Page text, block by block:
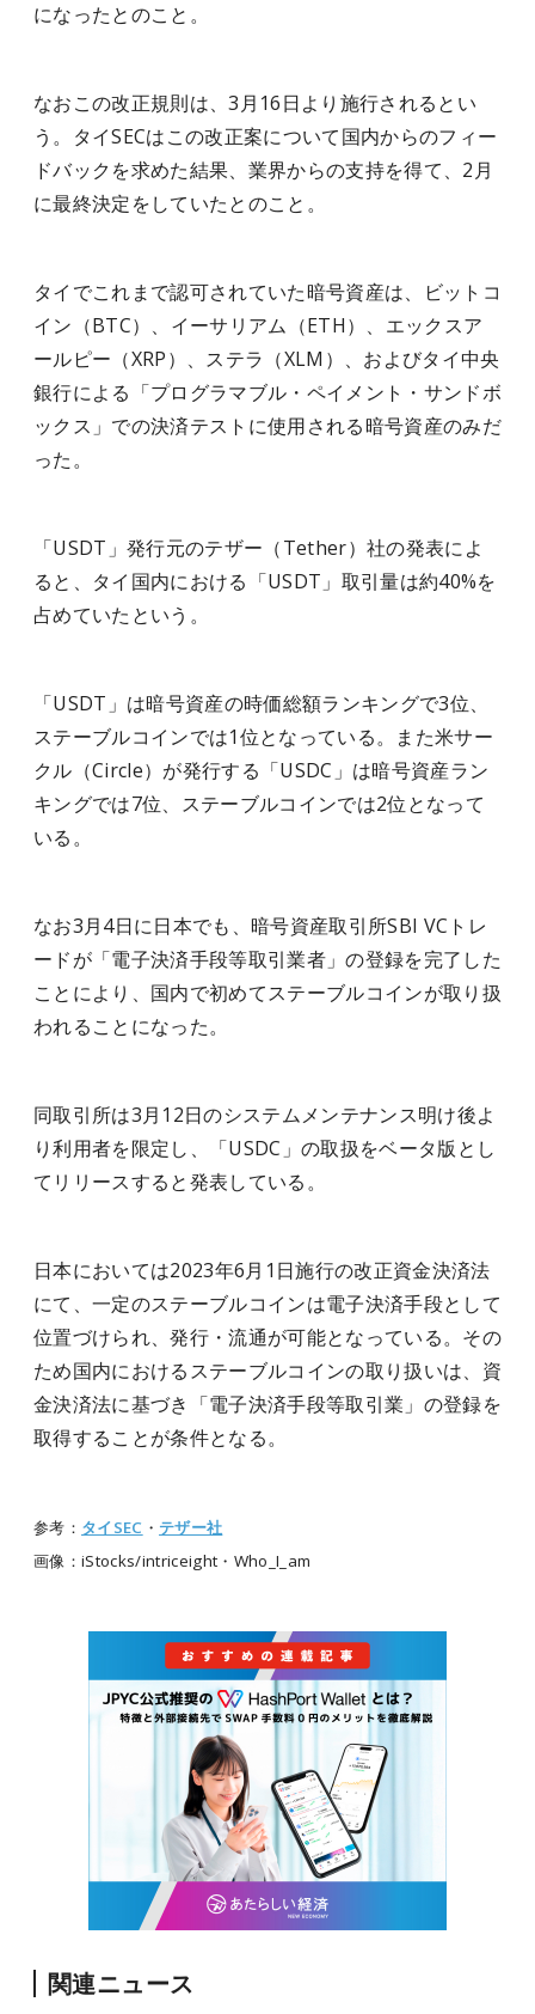
になったとのこと。
なおこの改正規則は、3月16日より施行されるとい
う。タイSECはこの改正案について国内からのフィー
ドバックを求めた結果、業界からの支持を得て、2月
に最終決定をしていたとのこと。
タイでこれまで認可されていた暗号資産は、ビットコ
イン（BTC）、イーサリアム（ETH）、エックスア
ールピー（XRP）、ステラ（XLM）、およびタイ中央
銀行による「プログラマブル・ペイメント・サンドボ
ックス」での決済テストに使用される暗号資産のみだ
った。
「USDT」発行元のテザー（Tether）社の発表によ
ると、タイ国内における「USDT」取引量は約40%を
占めていたという。
「USDT」は暗号資産の時価総額ランキングで3位、
ステーブルコインでは1位となっている。また米サー
クル（Circle）が発行する「USDC」は暗号資産ラン
キングでは7位、ステーブルコインでは2位となって
いる。
なお3月4日に日本でも、暗号資産取引所SBI VCトレ
ードが「電子決済手段等取引業者」の登録を完了した
ことにより、国内で初めてステーブルコインが取り扱
われることになった。
同取引所は3月12日のシステムメンテナンス明け後よ
り利用者を限定し、「USDC」の取扱をベータ版とし
てリリースすると発表している。
日本においては2023年6月1日施行の改正資金決済法
にて、一定のステーブルコインは電子決済手段として
位置づけられ、発行・流通が可能となっている。その
ため国内におけるステーブルコインの取り扱いは、資
金決済法に基づき「電子決済手段等取引業」の登録を
取得することが条件となる。
参考： タイSEC ・ テザー社
画像：iStocks/intriceight・Who_I_am
関連ニュース